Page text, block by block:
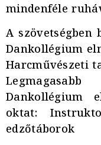
mindenféle
A
Dankollégium
Harcművészeti
Dankollégium
oktat:
edzőtáborok